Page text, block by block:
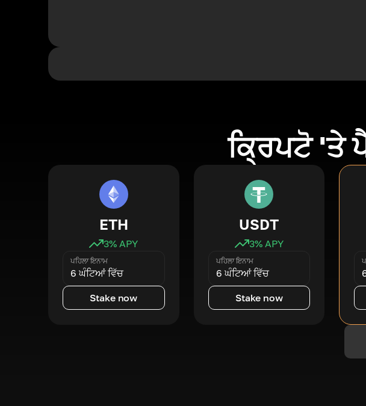
ਕ੍ਰਿਪਟੋ 'ਤੇ
ETH
3% APY
ਪਹਿਲਾ ਇਨਾਮ
6 ਘੰਟਿਆਂ ਵਿੱਚ
Stake now
USDT
3% APY
ਪਹਿਲਾ ਇਨਾਮ
6 ਘੰਟਿਆਂ ਵਿੱਚ
Stake now